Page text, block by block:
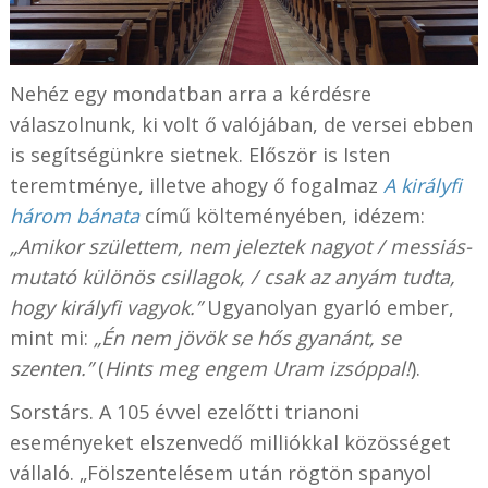
Nehéz egy mondatban arra a kérdésre
válaszolnunk, ki volt ő valójában, de versei ebben
is segítségünkre sietnek. Először is Isten
teremtménye, illetve ahogy ő fogalmaz A királyfi
három bánatacímű költeményében, idézem:
„Amikor születtem, nem jeleztek nagyot / messiás-
mutató különös csillagok, / csak az anyám tudta,
hogy királyfi vagyok.”Ugyanolyan gyarló ember,
mint mi: „Én nem jövök se hős gyanánt, se
szenten.”(Hints meg engem Uram izsóppal!).
Sorstárs. A 105 évvel ezelőtti trianoni
eseményeket elszenvedő milliókkal közösséget
vállaló. „Fölszentelésem után rögtön spanyol